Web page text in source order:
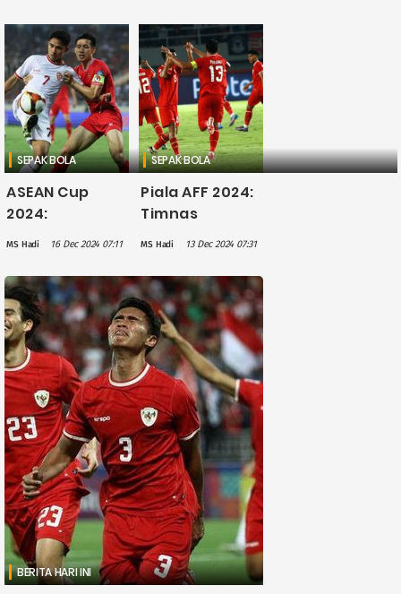
Suka Tekanan
Berharap
Timnas
Indonesia
Lolos Piala
Dunia 2026
SEPAK BOLA
ASEAN Cup
2024:
Indonesia
Klasemen Grup
B usai Kalah 0-1
dari Vietnam
MS Hadi 16 Dec 2024 07:11
SEPAK BOLA
Piala AFF 2024:
Timnas
Indonesia
Lawan Laos,
Marselino
Kartu Merah
MS Hadi 13 Dec 2024 07:31
BERITA HARI INI